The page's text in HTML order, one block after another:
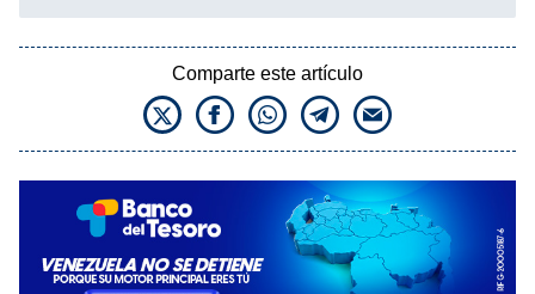
Comparte este artículo